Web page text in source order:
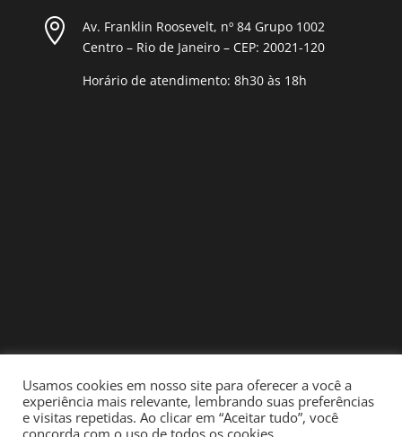

Av. Franklin Roosevelt, nº 84 Grupo 1002
Centro – Rio de Janeiro – CEP: 20021-120
Horário de atendimento: 8h30 às 18h
Usamos cookies em nosso site para oferecer a você a
experiência mais relevante, lembrando suas preferências
e visitas repetidas. Ao clicar em “Aceitar tudo”, você
concorda com o uso de todos os cookies.